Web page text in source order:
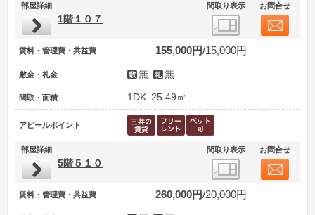
部屋詳細 間取り表示 お問合せ
1階１０７
賃料・管理費・共益費 155,000円 15,000円
敷金・礼金 無 無
間取・面積 1DK 25.49㎡
アピールポイント
部屋詳細 間取り表示 お問合せ
5階５１０
賃料・管理費・共益費 260,000円 20,000円